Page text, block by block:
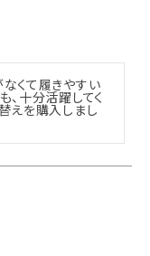
くて履きやすい
、十分活躍してく
えを購入しまし